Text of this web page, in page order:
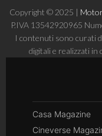
Copyright © 2025 |
P.IVA 13542920965
I contenuti sono curati
digitali e realizzati
Casa Magazine
Cineverse